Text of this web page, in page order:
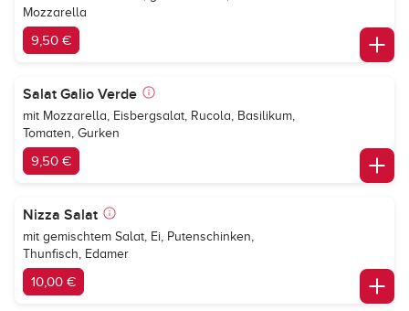
Mozzarella
9,50 €
Salat Galio Verde
mit Mozzarella, Eisbergsalat, Rucola, Basilikum,
Tomaten, Gurken
9,50 €
Nizza Salat
mit gemischtem Salat, Ei, Putenschinken,
Thunfisch, Edamer
10,00 €